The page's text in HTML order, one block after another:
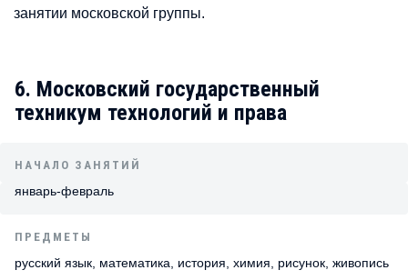
занятии московской группы.
6. Московский государственный
техникум технологий и права
НАЧАЛО ЗАНЯТИЙ
январь-февраль
ПРЕДМЕТЫ
русский язык, математика, история, химия, рисунок, живопись